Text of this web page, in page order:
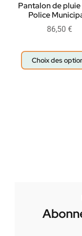
Pantalon de pluie
Police
86,50 €
Choix des